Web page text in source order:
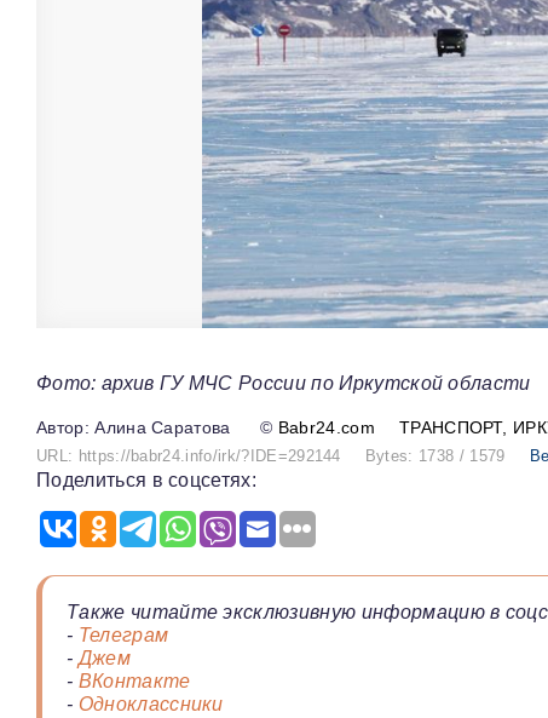
Фото: архив ГУ МЧС России по Иркутской области
Алина Саратова © Babr24.com ТРАНСПОРТ
URL: https://babr24.info/irk/?IDE=292144 Bytes: 1738 / 1579
Поделиться в соцсетях:
Также читайте эксклюзивную информацию в
- Телеграм
-Джем
- ВКонтакте
- Одноклассники